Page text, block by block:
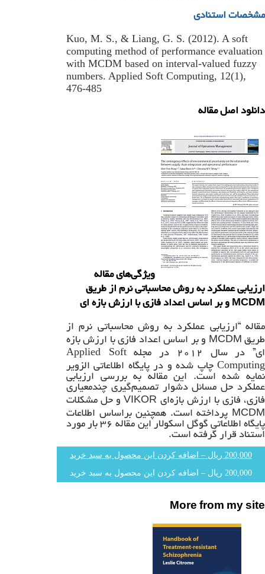
مشخصات استنادی
Kuo, M. S., & Liang, G. S. (2012). A soft
computing method of performance evaluation
with MCDM based on interval-valued fuzzy
numbers. Applied Soft Computing, 12(1),
476-485
دانلود اصل مقاله
ویژگی‌های مقاله
ارزیابی عملکرد به روش محاسباتی نرم از طریق
MCDM و بر اساس اعداد فازی با ارزش بازه ای
مقاله “ارزیابی عملکرد به روش محاسباتی نرم از
طریق MCDM و بر اساس اعداد فازی با ارزش بازه
ای” در سال ۲۰۱۲ در مجله
Applied Soft
Computing چاپ شده و در پایگاه اطلاعاتی الزویر
نمایه شده است. این مقاله به بررسی ارزیابی
عملکرد حل مسائل دشوار تصمیم‌گیری چندمعیاری
فازی، فازی با ارزش بازه‌ای VIKOR و حل مشکلات
MCDM پرداخته است. همچنین براساس اطلاعات
پایگاه اطلاعاتی گوگل اسکولار این مقاله ۳۶ بار مورد
استناد قرار گرفته است.
200,000 ریال – اضافه کردن این محصول به سبد خرید
More from my site